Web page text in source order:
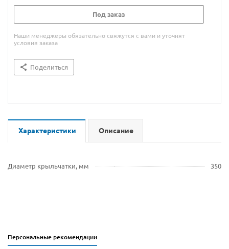
Под заказ
Наши менеджеры обязательно свяжутся с вами и уточнят
условия заказа
Поделиться
Характеристики Описание
Диаметр крыльчатки, мм 350
Персональные рекомендации